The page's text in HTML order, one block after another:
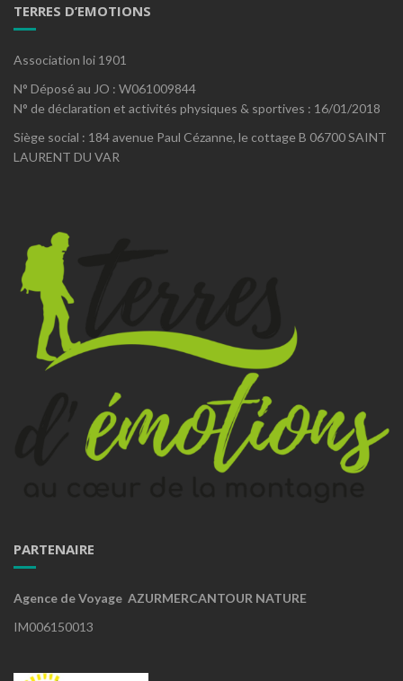
TERRES D’EMOTIONS
Association loi 1901
N° Déposé au JO : W061009844
N° de déclaration et activités physiques & sportives : 16/01/2018
Siège social : 184 avenue Paul Cézanne, le cottage B 06700 SAINT
LAURENT DU VAR
PARTENAIRE
Agence de Voyage AZURMERCANTOUR NATURE
IM006150013